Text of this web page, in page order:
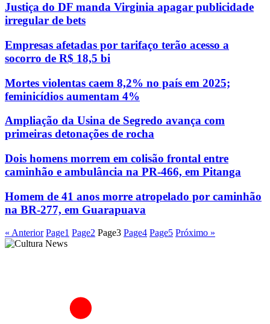
Justiça do DF manda Virginia apagar publicidade
irregular de bets
Empresas afetadas por tarifaço terão acesso a
socorro de R$ 18,5 bi
Mortes violentas caem 8,2% no país em 2025;
feminicídios aumentam 4%
Ampliação da Usina de Segredo avança com
primeiras detonações de rocha
Dois homens morrem em colisão frontal entre
caminhão e ambulância na PR-466, em Pitanga
Homem de 41 anos morre atropelado por caminhão
na BR-277, em Guarapuava
« Anterior Page1 Page2 Page3 Page4 Page5 Próximo »